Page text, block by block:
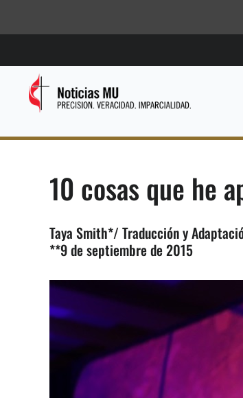
10 cosas que he
Taya Smith*/ Traducción y
**9 de septiembre de 2015